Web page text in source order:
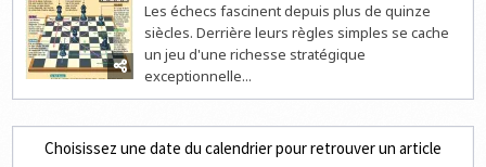
Les échecs fascinent depuis plus de quinze
siècles. Derrière leurs règles simples se cache
un jeu d'une richesse stratégique
exceptionnelle...
Choisissez une date du calendrier pour retrouver un article